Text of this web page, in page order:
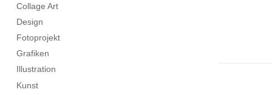
Collage Art
Design
Fotoprojekt
Grafiken
Illustration
Kunst